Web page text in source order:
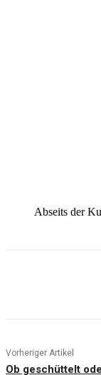
Abseits der
Vorheriger Artikel
Ob geschüttelt